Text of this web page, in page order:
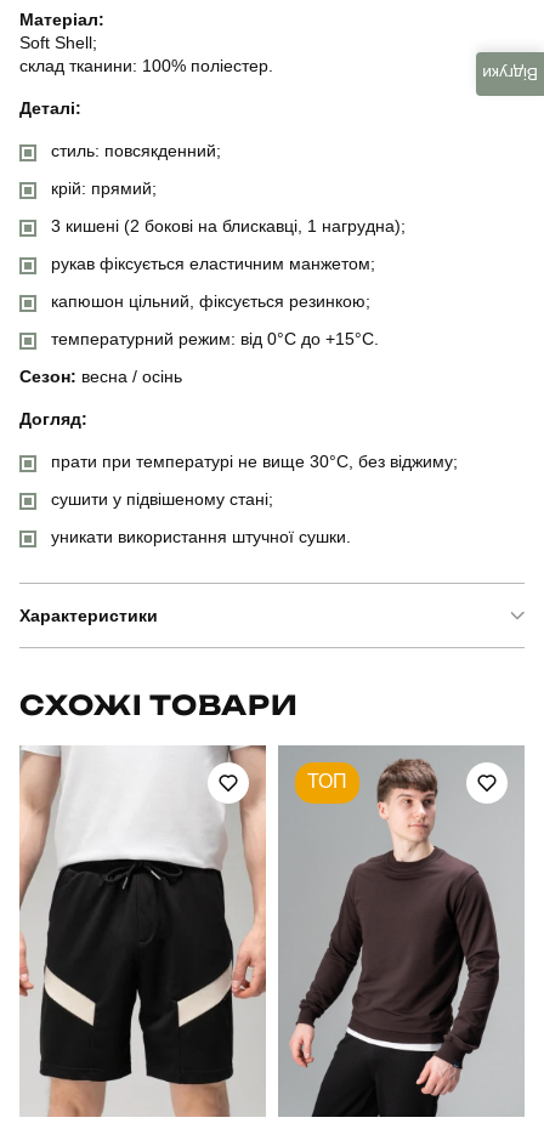
Матеріал:
Soft Shell;
склад тканини: 100% поліестер.
Деталі:
стиль: повсякденний;
крій: прямий;
3 кишені (2 бокові на блискавці, 1 нагрудна);
рукав фіксується еластичним манжетом;
капюшон цільний, фіксується резинкою;
температурний режим: від 0°C до +15°C.
Сезон: весна / осінь
Догляд:
прати при температурі не вище 30°C, без віджиму;
сушити у підвішеному стані;
уникати використання штучної сушки.
Характеристики
Артикул OWku2542Sbe
Вид
Призначення для повсякденного носіння
Стать чоловічий
Стиль повсякденний
Сезон
СХОЖІ ТОВАРИ
ТОП
Відгуки